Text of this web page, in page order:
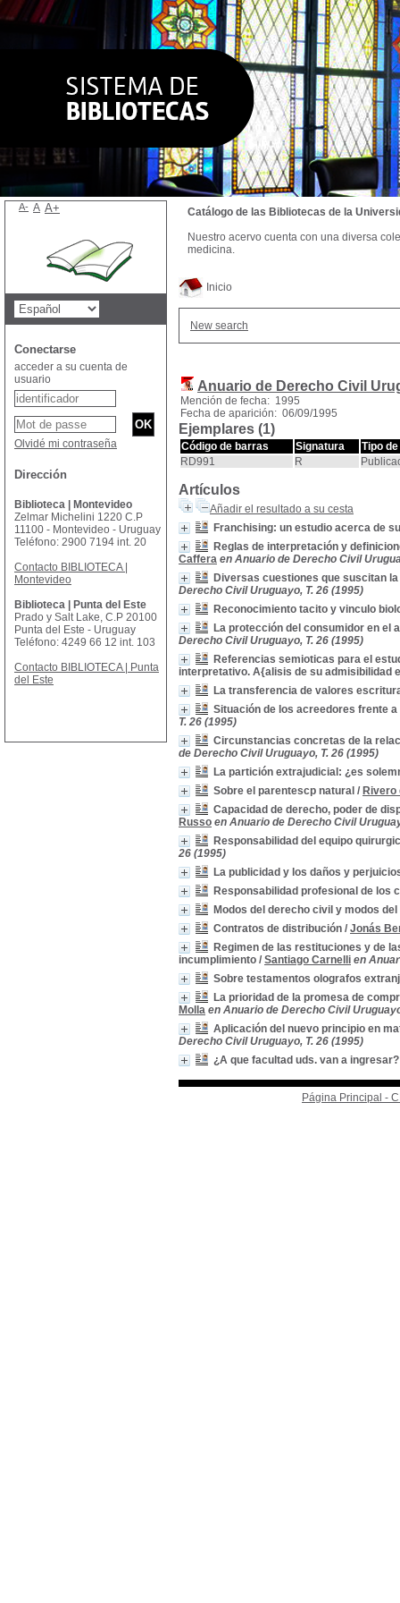
Inicio
New search
Anuario de Derecho Civil
Mención de fecha: 1995
Fecha de aparición: 06/09/1995
Ejemplares (1)
Código de barras Signatura
Tipo
RD991
R
Artículos
Añadir el resultado a su cesta
Franchising: un estudio acerca de
Reglas de interpretación y
Caffera en Anuario de Derecho Civil
Diversas cuestiones que suscitan
Derecho Civil Uruguayo, T. 26 (1995)
Reconocimiento tacito y vinculo
La protección del consumidor en el
Derecho Civil Uruguayo, T. 26 (1995)
Referencias semioticas para el
interpretativo. A{alisis de su admisibilidad
La transferencia de valores
Situación de los acreedores frente
T. 26 (1995)
Circunstancias concretas de la
de Derecho Civil Uruguayo, T. 26 (1995)
La partición extrajudicial: ¿es
Sobre el parentescp natural / Rivero
Capacidad de derecho, poder de
Russo en Anuario de Derecho Civil
Responsabilidad del equipo
26 (1995)
La publicidad y los daños y
Responsabilidad profesional de los
Modos del derecho civil y modos
Contratos de distribución / Jonás
Regimen de las restituciones y de
incumplimiento / Santiago Carnelli en
Sobre testamentos olografos
La prioridad de la promesa de
Molla en Anuario de Derecho Civil
Aplicación del nuevo principio en
Derecho Civil Uruguayo, T. 26 (1995)
¿A que facultad uds. van a ingresar?
Página Principal -
Catálogo de las Bibliotecas de la
Nuestro acervo cuenta con una diversa
medicina.
A- A A+
Conectarse
acceder a su cuenta de
usuario
Olvidé mi contraseña
Dirección
Biblioteca | Montevideo
Zelmar Michelini 1220 C.P
11100 - Montevideo - Uruguay
Teléfono: 2900 7194 int. 20
Contacto BIBLIOTECA |
Montevideo
Biblioteca | Punta del Este
Prado y Salt Lake, C.P 20100
Punta del Este - Uruguay
Teléfono: 4249 66 12 int. 103
Contacto BIBLIOTECA | Punta
del Este